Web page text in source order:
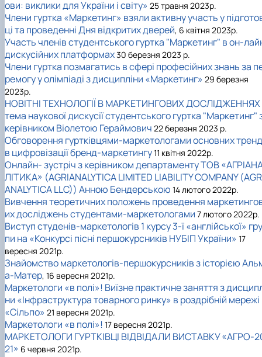
ови: виклики для України і світу» 25 травня 2023р.
Члени гуртка «Маркетинг» взяли активну участь у
ці та проведенні Дня відкритих дверей, 6 квітня 2023р.
Участь членів студентського гуртка "Маркетинг" в он-
дискусійних платформах30 березня 2023 р.
Члени гуртка позмагатись в сфері професійних знань за
ремогу у олімпіаді з дисципліни «Маркетинг» 29 березня
2023р.
НОВІТНІ ТЕХНОЛОГІЇ В МАРКЕТИНГОВИХ
тема наукової дискусії студентського гуртка "Маркетинг"
керівником Віолетою Гераймович 22 березня 2023 р.
Обговорення гуртківцями-маркетологами основних
в цифровізації бренд-маркетингу11 квітня 2022р.
Онлайн- зустріч з керівником департаменту ТОВ
ЛІТИКА» (AGRIANALYTICA LIMITED LIABILITY COMPANY
ANALYTICA LLC)) Анною Бендерською 14 лютого 2022р.
Вивчення теоретичних положень проведення
их досліджень студентами-маркетологами 7 лютого 2022р.
Виступ студенів-маркетологів 1 курсу 3-ї «англійської» гру
пи на «Конкурсі пісні першокурсників НУБІП України» 17
вересня 2021р.
Знайомство маркетологів-першокурсників з історією
а-Матер, 16 вересня 2021р.
Маркетологи «в полі»! Виїзне практичне заняття з
ни «Інфраструктура товарного ринку» в роздрібній мережі
«Сільпо» 21 вересня 2021р.
Маркетологи «в полі»! 17 вересня 2021р.
МАРКЕТОЛОГИ ГУРТКІВЦІ ВІДВІДАЛИ ВИСТАВКУ «АГРО-
21» 6 червня 2021р.